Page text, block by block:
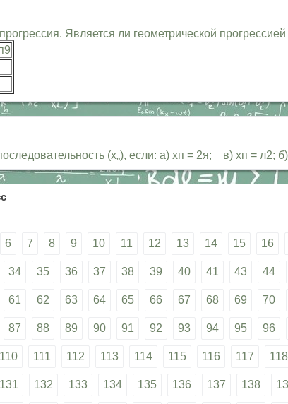
Является ли геометрической
(х„), если: а) хп = 2я; в) хп = л2;
6 7 8 9 10 11 12 13 14 15 16
34 35 36 37 38 39 40 41 43 44
61 62 63 64 65 66 67 68 69 70
87 88 89 90 91 92 93 94 95 96
110 111 112 113 114 115 116 117 118
131 132 133 134 135 136 137 138